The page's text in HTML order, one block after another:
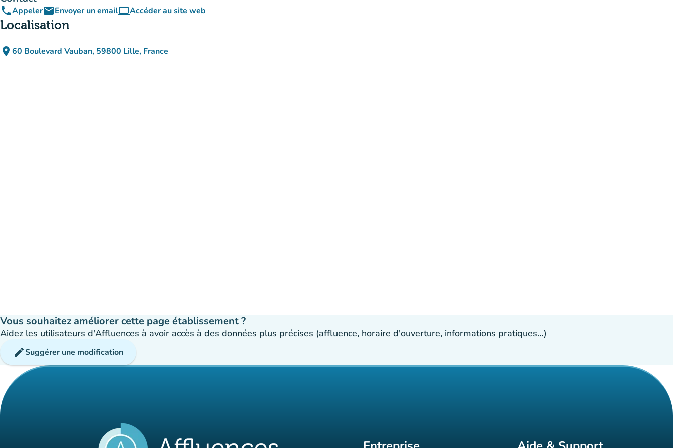
phoneAppeleremailEnvoyer un emailcomputerAccéder au site web
(nouvel onglet)
Localisation
place 60 Boulevard Vauban, 59800 Lille, France
(ouvrir dans Google Maps)
(nouvel onglet)
Vous souhaitez améliorer cette page établissement ?
Aidez les utilisateurs d'Affluences à avoir accès à des données plus précises (affluence, horaire d'ouverture, informations pratiques…)
editSuggérer une modification